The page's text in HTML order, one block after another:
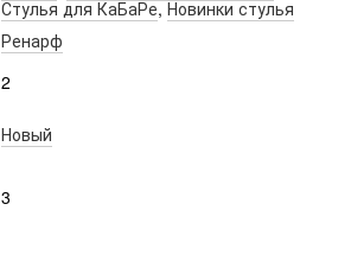
Стулья для КаБаРе,Новинки стулья
Ренарф
2
Новый
3